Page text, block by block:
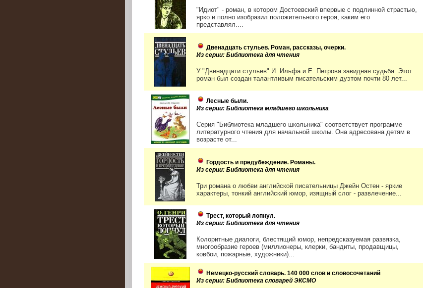
"Идиот" - роман, в котором Достоевский впервые с подлинной страстью,
ярко и полно изобразил положительного героя, каким его
представлял....
Двенадцать стульев. Роман, рассказы, очерки.
Из серии: Библиотека для чтения
У "Двенадцати стульев" И. Ильфа и Е. Петрова завидная судьба. Этот
роман был создан талантливым писательским дуэтом почти 80 лет...
Лесные были.
Из серии: Библиотека младшего школьника
Серия "Библиотека младшего школьника" соответствует программе
литературного чтения для начальной школы. Она адресована детям в
возрасте от...
Гордость и предубеждение. Романы.
Из серии: Библиотека для чтения
Три романа о любви английской писательницы Джейн Остен - яркие
характеры, тонкий английский юмор, изящный слог - развлечение...
Трест, который лопнул.
Из серии: Библиотека для чтения
Колоритные диалоги, блестящий юмор, непредсказуемая развязка,
многообразие героев (миллионеры, клерки, бандиты, продавщицы,
ковбои, пожарные, художники)...
Немецко-русский словарь. 140 000 слов и словосочетаний
Из серии: Библиотека словарей ЭКСМО